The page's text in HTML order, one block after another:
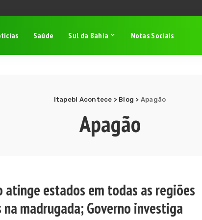
Saúde Sul da Bahia Notas Sociais
Itapebi Acontece > Blog > Apagão
Apagão
atinge estados em todas as regiões
na madrugada; Governo investiga